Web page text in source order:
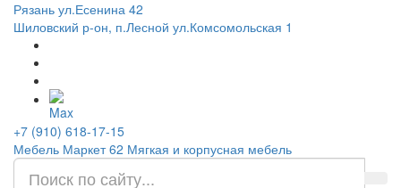
Рязань ул.Есенина 42
Шиловский р-он, п.Лесной ул.Комсомольская 1
+7 (910) 618-17-15
Мебель Маркет 62 Мягкая и корпусная мебель